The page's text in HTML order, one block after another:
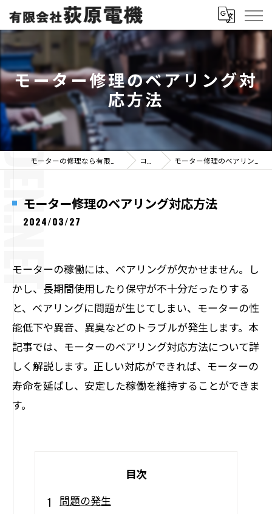
モーター修理のベアリング対
応方法
コラム モーター修理のベアリング対応方法
モーター修理のベアリング対応方法
2024/03/27
モーターの稼働には、ベアリングが欠かせません。し
かし、長期間使用したり保守が不十分だったりする
と、ベアリングに問題が生じてしまい、モーターの性
能低下や異音、異臭などのトラブルが発生します。本
記事では、モーターのベアリング対応方法について詳
しく解説します。正しい対応ができれば、モーターの
寿命を延ばし、安定した稼働を維持することができま
す。
目次
問題の発生